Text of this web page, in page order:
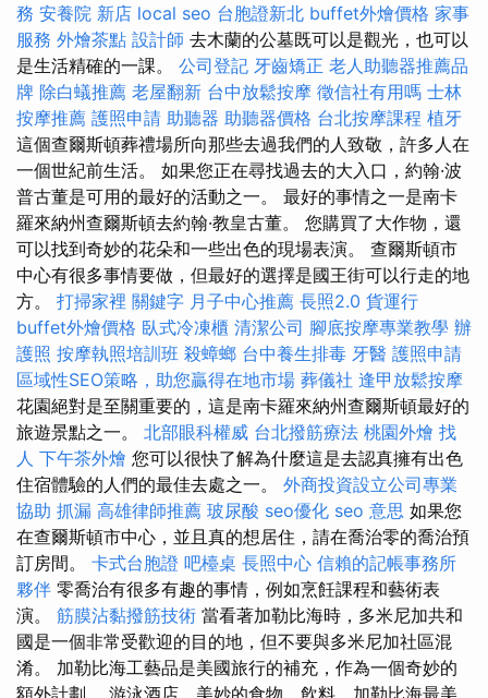
務 安養院 新店 local seo 台胞證新北 buffet外燴價格 家事
服務 外燴茶點 設計師 去木蘭的公墓既可以是觀光，也可以
是生活精確的一課。 公司登記 牙齒矯正 老人助聽器推薦品
牌 除白蟻推薦 老屋翻新 台中放鬆按摩 徵信社有用嗎 士林
按摩推薦 護照申請 助聽器 助聽器價格 台北按摩課程 植牙
這個查爾斯頓葬禮場所向那些去過我們的人致敬，許多人在
一個世紀前生活。 如果您正在尋找過去的大入口，約翰·波
普古董是可用的最好的活動之一。 最好的事情之一是南卡
羅來納州查爾斯頓去約翰·教皇古董。 您購買了大作物，還
可以找到奇妙的花朵和一些出色的現場表演。 查爾斯頓市
中心有很多事情要做，但最好的選擇是國王街可以行走的地
方。 打掃家裡 關鍵字 月子中心推薦 長照2.0 貨運行
buffet外燴價格 臥式冷凍櫃 清潔公司 腳底按摩專業教學 辦
護照 按摩執照培訓班 殺蟑螂 台中養生排毒 牙醫 護照申請
區域性SEO策略，助您贏得在地市場 葬儀社 逢甲放鬆按摩
花園絕對是至關重要的，這是南卡羅來納州查爾斯頓最好的
旅遊景點之一。 北部眼科權威 台北撥筋療法 桃園外燴 找
人 下午茶外燴 您可以很快了解為什麼這是去認真擁有出色
住宿體驗的人們的最佳去處之一。 外商投資設立公司專業
協助 抓漏 高雄律師推薦 玻尿酸 seo優化 seo 意思 如果您
在查爾斯頓市中心，並且真的想居住，請在喬治零的喬治預
訂房間。 卡式台胞證 吧檯桌 長照中心 信賴的記帳事務所
夥伴 零喬治有很多有趣的事情，例如烹飪課程和藝術表
演。 筋膜沾黏撥筋技術 當看著加勒比海時，多米尼加共和
國是一個非常受歡迎的目的地，但不要與多米尼加社區混
淆。 加勒比海工藝品是美國旅行的補充，作為一個奇妙的
額外計劃。 游泳酒店，美妙的食物，飲料，加勒比海最美